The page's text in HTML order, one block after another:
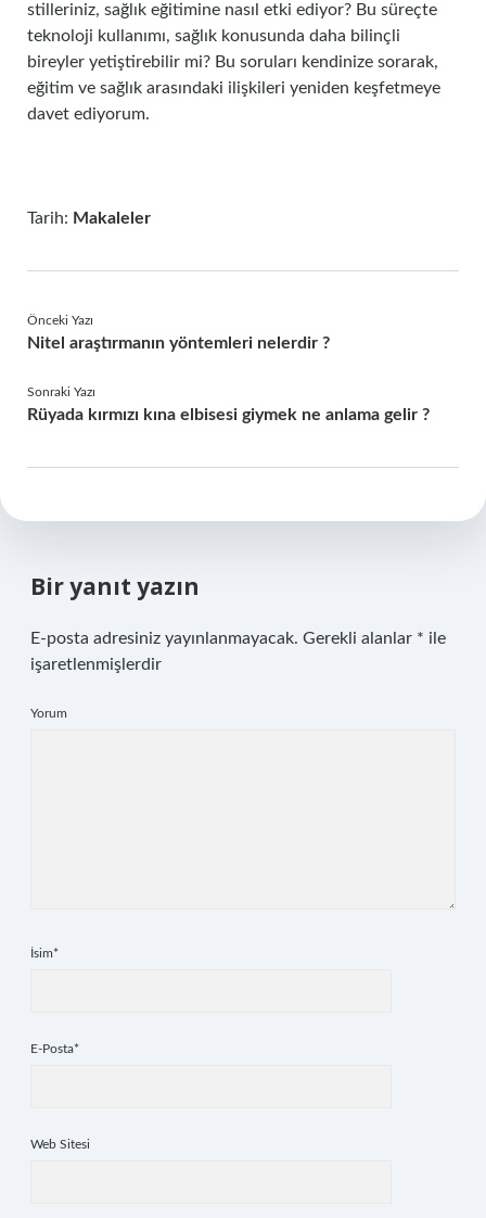
stilleriniz, sağlık eğitimine nasıl etki ediyor? Bu süreçte
teknoloji kullanımı, sağlık konusunda daha bilinçli
bireyler yetiştirebilir mi? Bu soruları kendinize sorarak,
eğitim ve sağlık arasındaki ilişkileri yeniden keşfetmeye
davet ediyorum.
Tarih: Makaleler
Önceki Yazı
Nitel araştırmanın yöntemleri nelerdir ?
Sonraki Yazı
Rüyada kırmızı kına elbisesi giymek ne anlama gelir ?
Bir yanıt yazın
E-posta adresiniz yayınlanmayacak. Gerekli alanlar * ile
işaretlenmişlerdir
Yorum
İsim*
E-Posta*
Web Sitesi